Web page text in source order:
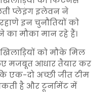
प्लेइंग इलेवन ने
इन चुनौतियों को
मौका मान रहे हैं।
को मौके मिल
मजबूत आधार तैयार कर
एक-दो अच्छी जीत टीम
है और टूर्नामेंट में